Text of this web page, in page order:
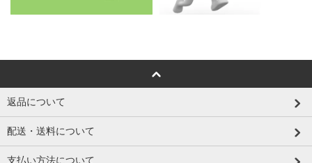
返品について
配送・送料について
支払い方法について